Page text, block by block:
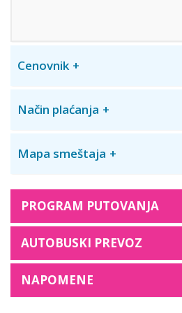
Cenovnik
Način plaćanja
Mapa smeštaja
PROGRAM PUTOVANJA
AUTOBUSKI PREVOZ
NAPOMENE